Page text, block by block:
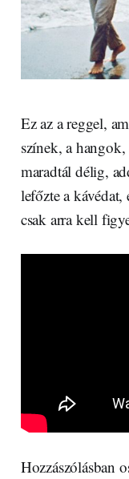
Ez az a reggel,
színek, a
maradtál délig,
lefőzte a
csak arra kell
Hozzászólásban